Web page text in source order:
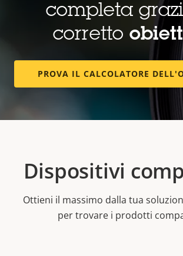
completa
corretto
PROVA IL CALCOLATORE
Dispositivi
Ottieni il massimo dalla tua
per trovare i prodotti